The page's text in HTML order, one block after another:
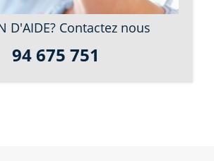
D'AIDE? Contactez nous
94 675 751